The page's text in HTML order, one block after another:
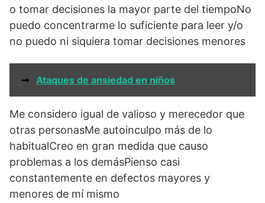
o tomar decisiones la mayor parte del tiempoNo
puedo concentrarme lo suficiente para leer y/o
no puedo ni siquiera tomar decisiones menores
➞ Ataques de ansiedad en niños
Me considero igual de valioso y merecedor que
otras personasMe autoinculpo más de lo
habitualCreo en gran medida que causo
problemas a los demásPienso casi
constantemente en defectos mayores y
menores de mí mismo